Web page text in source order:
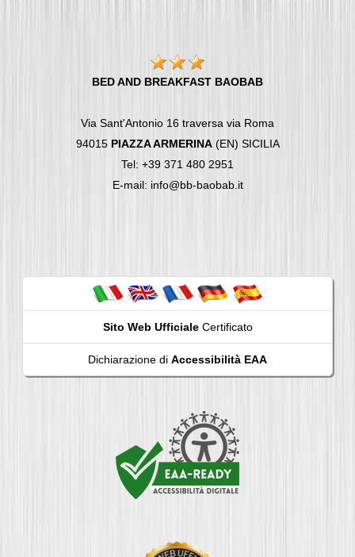
BED AND BREAKFAST BAOBAB
Via Sant'Antonio 16 traversa via Roma
94015 PIAZZA ARMERINA(EN) SICILIA
Tel: +39 371 480 2951
E-mail: info@bb-baobab.it
Sito Web UfficialeCertificato
Dichiarazione di Accessibilità EAA